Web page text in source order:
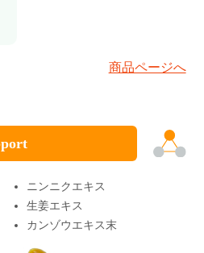
商品ページへ
ニンニクエキス
生姜エキス
カンゾウエキス末